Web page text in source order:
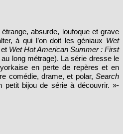
absurde, loufoque et grave
à qui l’on doit les géniaux Wet
Wet Hot American Summer : First
long métrage). La série dresse le
en perte de repères et en
comédie, drame, et polar, Search
petit bijou de série à découvrir. »-